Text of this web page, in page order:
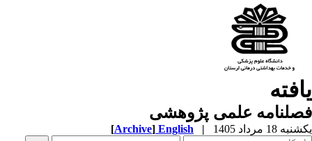
علمی پژوهشی
18 مرداد 1405 |
English
[Archive]